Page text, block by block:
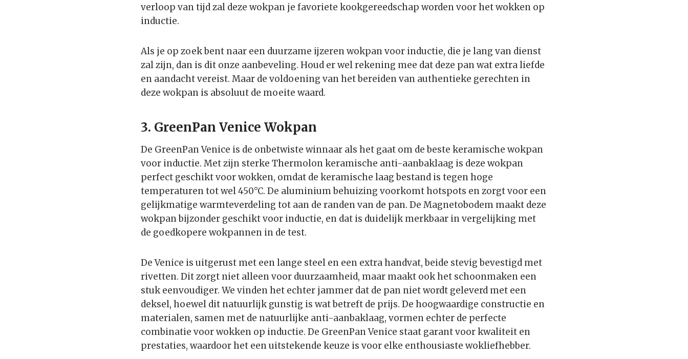
verloop van tijd zal deze wokpan je favoriete kookgereedschap worden voor het wokken op
inductie.
Als je op zoek bent naar een duurzame ijzeren wokpan voor inductie, die je lang van dienst
zal zijn, dan is dit onze aanbeveling. Houd er wel rekening mee dat deze pan wat extra liefde
en aandacht vereist. Maar de voldoening van het bereiden van authentieke gerechten in
deze wokpan is absoluut de moeite waard.
3. GreenPan Venice Wokpan
De GreenPan Venice is de onbetwiste winnaar als het gaat om de beste keramische wokpan
voor inductie. Met zijn sterke Thermolon keramische anti-aanbaklaag is deze wokpan
perfect geschikt voor wokken, omdat de keramische laag bestand is tegen hoge
temperaturen tot wel 450°C. De aluminium behuizing voorkomt hotspots en zorgt voor een
gelijkmatige warmteverdeling tot aan de randen van de pan. De Magnetobodem maakt deze
wokpan bijzonder geschikt voor inductie, en dat is duidelijk merkbaar in vergelijking met
de goedkopere wokpannen in de test.
De Venice is uitgerust met een lange steel en een extra handvat, beide stevig bevestigd met
rivetten. Dit zorgt niet alleen voor duurzaamheid, maar maakt ook het schoonmaken een
stuk eenvoudiger. We vinden het echter jammer dat de pan niet wordt geleverd met een
deksel, hoewel dit natuurlijk gunstig is wat betreft de prijs. De hoogwaardige constructie en
materialen, samen met de natuurlijke anti-aanbaklaag, vormen echter de perfecte
combinatie voor wokken op inductie. De GreenPan Venice staat garant voor kwaliteit en
prestaties, waardoor het een uitstekende keuze is voor elke enthousiaste wokliefhebber.